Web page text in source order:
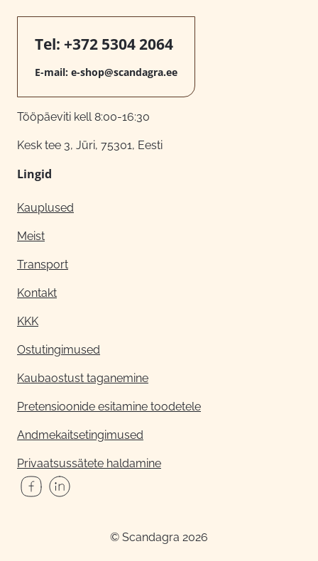
Tel: +372 5304 2064
E-mail: e-shop@scandagra.ee
Tööpäeviti kell 8:00-16:30
Kesk tee 3, Jüri, 75301, Eesti
Lingid
Kauplused
Meist
Transport
Kontakt
KKK
Ostutingimused
Kaubaostust taganemine
Pretensioonide esitamine toodetele
Andmekaitsetingimused
Privaatsussätete haldamine
© Scandagra 2026